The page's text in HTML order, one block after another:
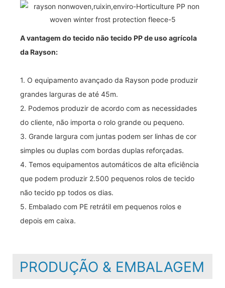
A vantagem do tecido não tecido PP de uso agrícola
da Rayson:
1. O equipamento avançado da Rayson pode produzir
grandes larguras de até 45m.
2. Podemos produzir de acordo com as necessidades
do cliente, não importa o rolo grande ou pequeno.
3. Grande largura com juntas podem ser linhas de cor
simples ou duplas com bordas duplas reforçadas.
4. Temos equipamentos automáticos de alta eficiência
que podem produzir 2.500 pequenos rolos de tecido
não tecido pp todos os dias.
5. Embalado com PE retrátil em pequenos rolos e
depois em caixa.
PRODUÇÃO & EMBALAGEM